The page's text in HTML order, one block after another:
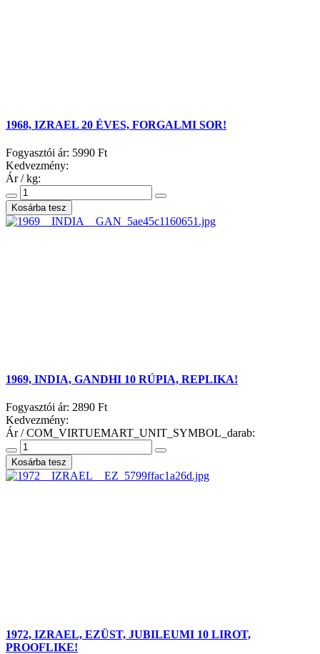
1968, IZRAEL 20 ÉVES, FORGALMI SOR!
Fogyasztói ár: 5990 Ft
Kedvezmény:
Ár / kg:
1969, INDIA, GANDHI 10 RÚPIA, REPLIKA!
Fogyasztói ár: 2890 Ft
Kedvezmény:
Ár / COM_VIRTUEMART_UNIT_SYMBOL_darab:
1972, IZRAEL, EZÜST, JUBILEUMI 10 LIROT,
PROOFLIKE!